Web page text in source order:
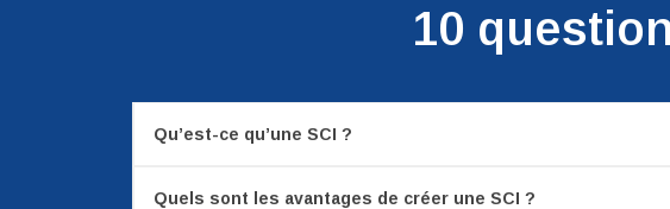
10
Qu’est-ce qu’une SCI ?
Quels sont les avantages de créer une SCI ?